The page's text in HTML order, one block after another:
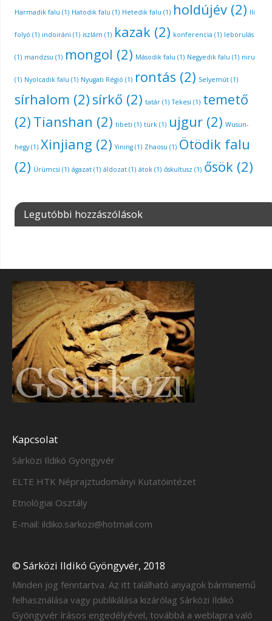
Harmadik falu (1) Hatodik falu (1) Hetedik falu (1) holdújév(2) Ili
folyó (1) indoiráni (1) iszlám (1) kazak(2) konferencia (1) leborulás
(1) mandzsu (1) mongol (2) Második falu (1) Negyedik falu (1) niru
(1) Nyolcadik falu (1) Nyugati Régió (1) rontás (2) Selyemút(1)
sírhalom (2) sírkő (2) tatár(1) Tekesi (1) temető
(2) Tianshan (2) tibeti (1) türk(1) ujgur(2) Wusun-
hegy(1) Xinjiang (2) Yining(1) Zhaosu (1) Ötödik falu
(2) Ürümcsi (1) ágazat(1) áldozat(1) átok(1) őskultusz (1) ősök(2)
Legutóbbi hozzászólások
Kapcsolat
Sárközi Ildikó Gyöngyvér
ELTE HTK Néprajztudományi Kutatóintézet
Etnológiai Osztály
E-mail: ildiko.sarkozi@hotmail.com
© Sárközi Ildikó Gyöngyvér, 2018
Minden jog fenntartva. Az itt található anyagok bárminemű
felhasználása vagy publikálása kizárólag Sárközi Ildikó
Gyöngyvér írásos engedélyével, továbbá a weblapra való